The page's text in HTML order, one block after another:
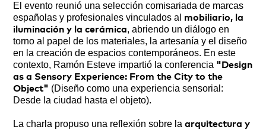
El evento reunió una selección comisariada de marcas
españolas y profesionales vinculados al mobiliario, la
iluminación y la cerámica, abriendo un diálogo en
torno al papel de los materiales, la artesanía y el diseño
en la creación de espacios contemporáneos. En este
contexto, Ramón Esteve impartió la conferencia "Design
as a Sensory Experience: From the City to the
Object" (Diseño como una experiencia sensorial:
Desde la ciudad hasta el objeto).
La charla propuso una reflexión sobre laarquitectura y